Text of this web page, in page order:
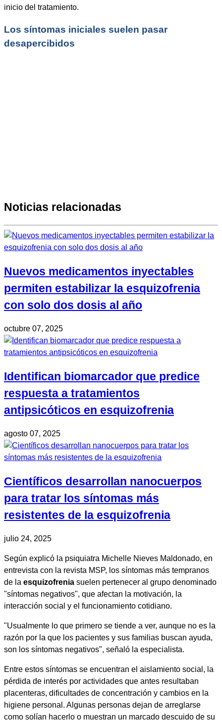
inicio del tratamiento.
Los síntomas iniciales suelen pasar
desapercibidos
Noticias relacionadas
Nuevos medicamentos inyectables
permiten estabilizar la esquizofrenia
con solo dos dosis al año
octubre 07, 2025
Identifican biomarcador que predice
respuesta a tratamientos
antipsicóticos en esquizofrenia
agosto 07, 2025
Científicos desarrollan nanocuerpos
para tratar los síntomas más
resistentes de la esquizofrenia
julio 24, 2025
Según explicó la psiquiatra Michelle Nieves Maldonado, en
entrevista con la revista MSP, los síntomas más tempranos
de la esquizofrenia suelen pertenecer al grupo denominado
"síntomas negativos", que afectan la motivación, la
interacción social y el funcionamiento cotidiano.
"Usualmente lo que primero se tiende a ver, aunque no es la
razón por la que los pacientes y sus familias buscan ayuda,
son los síntomas negativos", señaló la especialista.
Entre estos síntomas se encuentran el aislamiento social, la
pérdida de interés por actividades que antes resultaban
placenteras, dificultades de concentración y cambios en la
higiene personal. Algunas personas dejan de arreglarse
como solían hacerlo o muestran un marcado descuido de su